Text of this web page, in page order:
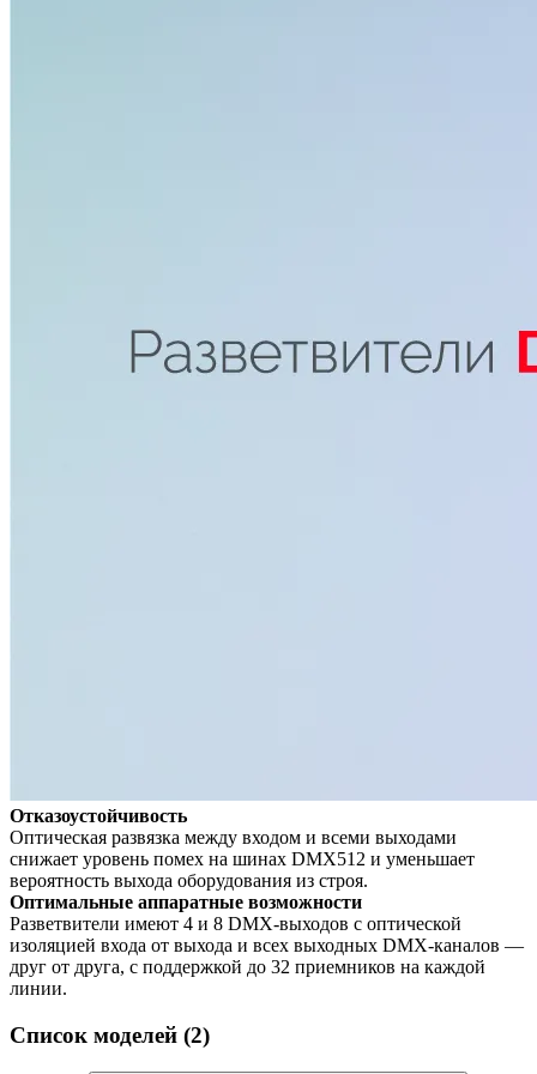
Отказоустойчивость
Оптическая развязка между входом и всеми выходами
снижает уровень помех на шинах DMX512 и уменьшает
вероятность выхода оборудования из строя.
Оптимальные аппаратные возможности
Разветвители имеют 4 и 8 DMX-выходов с оптической
изоляцией входа от выхода и всех выходных DMX-каналов —
друг от друга, с поддержкой до 32 приемников на каждой
линии.
Список моделей (2)